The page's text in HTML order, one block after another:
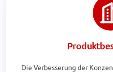
Die Verbesserung der